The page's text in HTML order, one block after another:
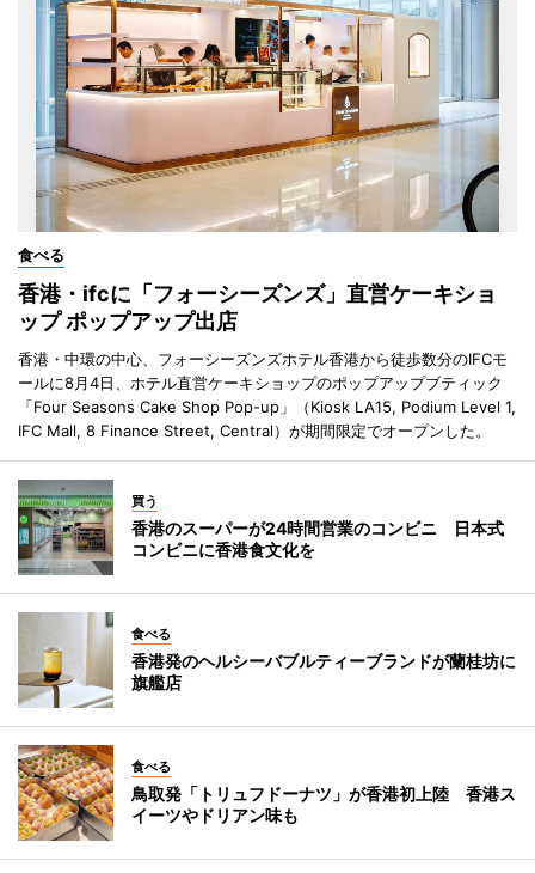
食べる
香港・ifcに「フォーシーズンズ」直営ケーキショ
ップ ポップアップ出店
香港・中環の中心、フォーシーズンズホテル香港から徒歩数分のIFCモ
ールに8月4日、ホテル直営ケーキショップのポップアップブティック
「Four Seasons Cake Shop Pop-up」（Kiosk LA15, Podium Level 1,
IFC Mall, 8 Finance Street, Central）が期間限定でオープンした。
買う
香港のスーパーが24時間営業のコンビニ 日本式
コンビニに香港食文化を
食べる
香港発のヘルシーバブルティーブランドが蘭桂坊に
旗艦店
食べる
鳥取発「トリュフドーナツ」が香港初上陸 香港ス
イーツやドリアン味も